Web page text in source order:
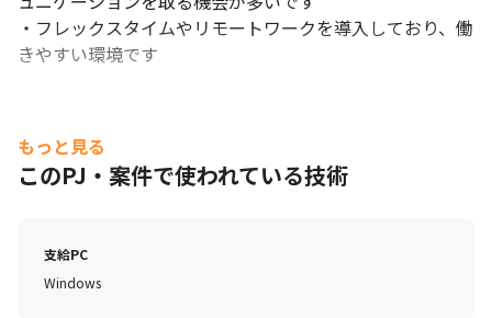
・フレックスタイムやリモートワークを導入しており、働
きやすい環境です
もっと見る
このPJ・案件で使われている技術
支給PC
Windows